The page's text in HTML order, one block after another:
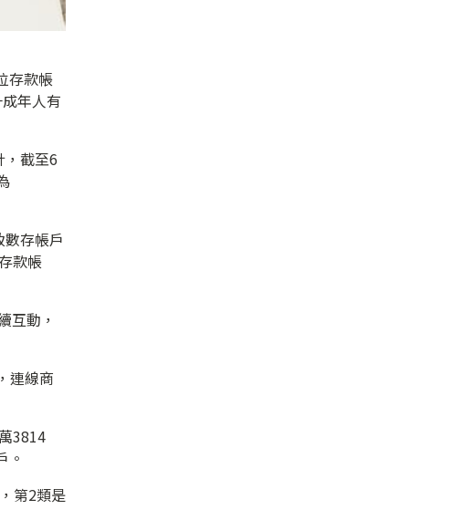
存款帳
年人有
截至6
存帳戶
款帳
互動，
連線商
3814
。
第2類是